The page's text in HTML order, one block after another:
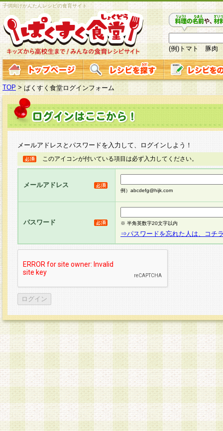
子供向けかんたんレシピの食育サイト
(例)トマト 豚肉
TOP > ぱくすく食堂ログインフォーム
メールアドレスとパスワードを入力して、ログインしよう！
このアイコンが付いている項目は必ず入力してください。
メールアドレス
例）abcdefg@hijk.com
パスワード ※ 半角英数字20文字以内
⇒パスワードを忘れた人は、コチ